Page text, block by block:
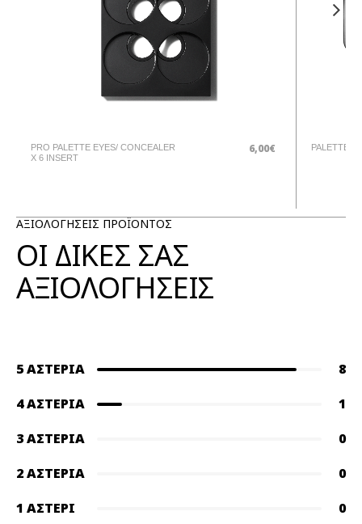
PRO PALETTE EYES/ CONCEALER
X 6 INSERT
6,00€ PALETTE
ΑΞΙΟΛΟΓΗΣΕΙΣ ΠΡΟΪΟΝΤΟΣ
ΟΙ ΔΙΚΕΣ ΣΑΣ
ΑΞΙΟΛΟΓΗΣΕΙΣ
5 ΑΣΤΈΡΙΑ
8
4 ΑΣΤΈΡΙΑ
1
3 ΑΣΤΈΡΙΑ
0
2 ΑΣΤΈΡΙΑ
0
1 ΑΣΤΈΡΙ
0